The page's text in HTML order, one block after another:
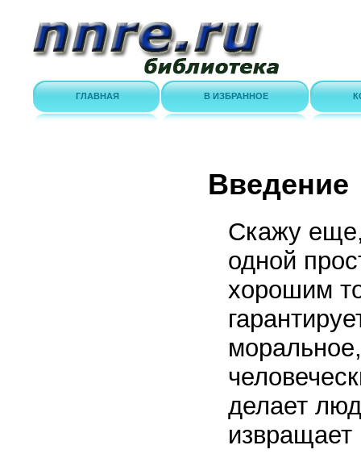
ГЛАВНАЯ В ИЗБРАННОЕ
Введение
Скажу
одной
хорошим
делает
извращает